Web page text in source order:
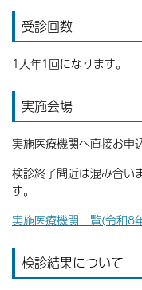
受診回数
1人年1回になります。
実施会場
実施医療機関へ直接お申
検診終了間近は混み合い
す。
実施医療機関一覧(令和8
検診結果について